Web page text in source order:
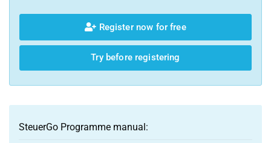
Register now for free
Try before registering
SteuerGo Programme manual: